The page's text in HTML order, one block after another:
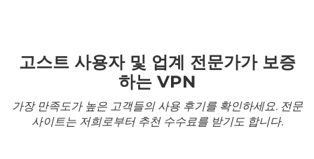
고스트 사용자 및 업계 전문가가 보증
하는 VPN
가장 만족도가 높은 고객들의 사용 후기를 확인하세요. 전문
사이트는 저희로부터 추천 수수료를 받기도 합니다.